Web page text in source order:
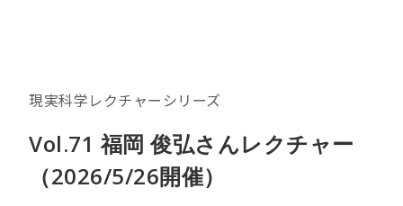
現実科学レクチャーシリーズ
Vol.71 福岡 俊弘さんレクチャー
（2026/5/26開催）